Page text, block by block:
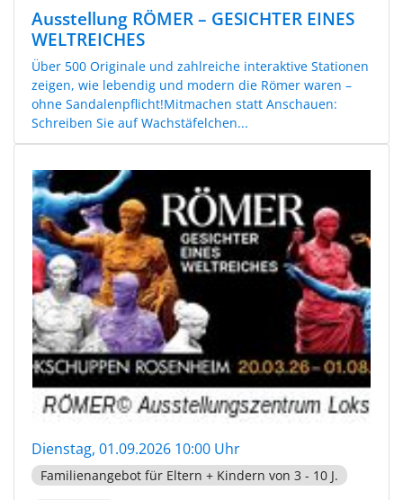
Ausstellung RÖMER – GESICHTER EINES
WELTREICHES
Über 500 Originale und zahlreiche interaktive Stationen
zeigen, wie lebendig und modern die Römer waren –
ohne Sandalenpflicht!Mitmachen statt Anschauen:
Schreiben Sie auf Wachstäfelchen...
Dienstag, 01.09.2026 10:00 Uhr
Familienangebot für Eltern + Kindern von 3 - 10 J.